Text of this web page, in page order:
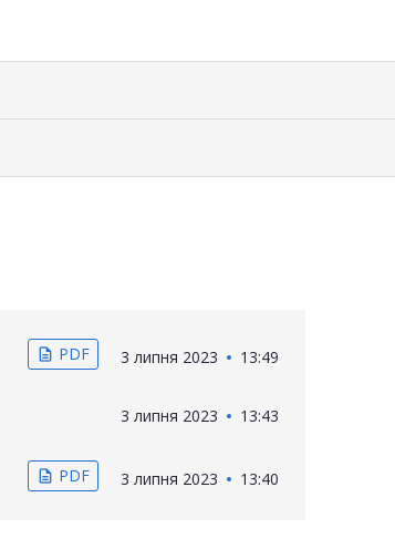
description PDF 3 липня 2023 13:49
3 липня 2023 13:43
description PDF 3 липня 2023 13:40